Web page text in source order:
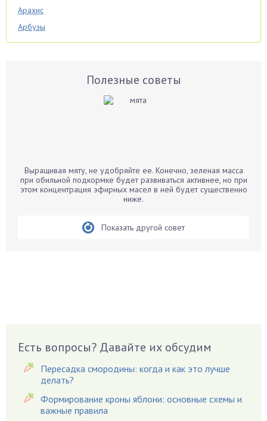
Арахис
Арбузы
Аспарагус
Бархатцы
Бегония
Вешенки
Виноград
Вредители
Гардения
Полезные советы
Выращивая мяту, не удобряйте ее. Конечно, зеленая масса
при обильной подкормке будет развиваться активнее, но при
этом концентрация эфирных масел в ней будет существенно
ниже.
Показать другой совет
Есть вопросы? Давайте их обсудим
Пересадка смородины: когда и как это лучше
делать?
Формирование кроны яблони: основные схемы и
важные правила